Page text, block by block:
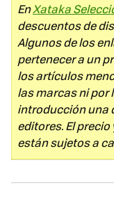
EnXataka
descuentos de
Algunos de los
pertenecer a un
los artículos
las marcas ni por
introducción una
editores. El
están sujetos a